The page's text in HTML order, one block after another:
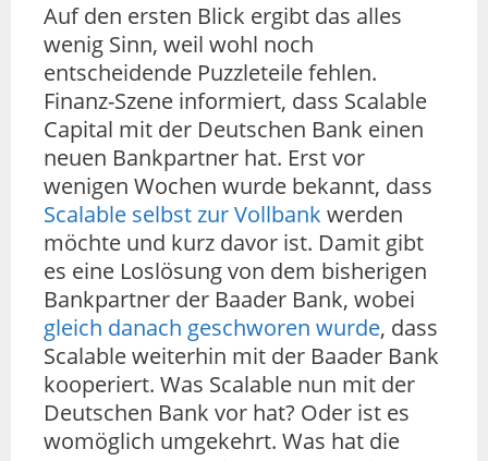
Auf den ersten Blick ergibt das alles
wenig Sinn, weil wohl noch
entscheidende Puzzleteile fehlen.
Finanz-Szene informiert, dass Scalable
Capital mit der Deutschen Bank einen
neuen Bankpartner hat. Erst vor
wenigen Wochen wurde bekannt, dass
Scalable selbst zur Vollbank werden
möchte und kurz davor ist. Damit gibt
es eine Loslösung von dem bisherigen
Bankpartner der Baader Bank, wobei
gleich danach geschworen wurde, dass
Scalable weiterhin mit der Baader Bank
kooperiert. Was Scalable nun mit der
Deutschen Bank vor hat? Oder ist es
womöglich umgekehrt. Was hat die